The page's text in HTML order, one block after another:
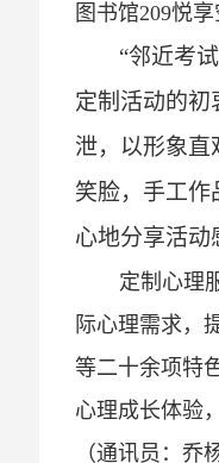
图书馆209悦
“邻近考
定制活动的初
泄，以形象直
笑脸，手工作
心地分享活动
定制心理
际心理需求，
等二十余项特
心理成长体验
（通讯员：乔